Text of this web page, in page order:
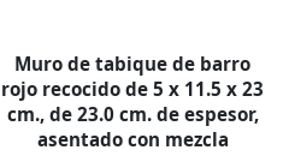
Muro de tabique de barro
rojo recocido de 5 x 11.5 x 23
cm., de 23.0 cm. de espesor,
asentado con mezcla